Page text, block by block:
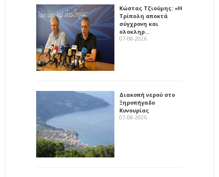
Κώστας Τζιούμης: «Η
Τρίπολη αποκτά
σύγχρονη και
ολοκληρ…
07-08-2026
Διακοπή νερού στο
Ξηροπήγαδο
Κυνουρίας
07-08-2026